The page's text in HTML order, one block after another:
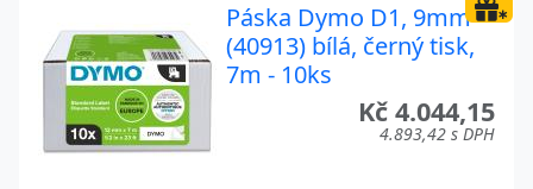
Páska Dymo D1, 9mm
(40913) bílá, černý tisk,
7m - 10ks
Kč 4.044,15
4.893,42 s DPH